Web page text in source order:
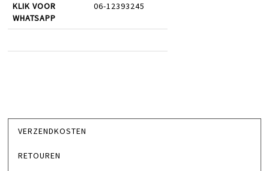
KLIK VOOR
WHATSAPP
06-12393245
VERZENDKOSTEN
RETOUREN